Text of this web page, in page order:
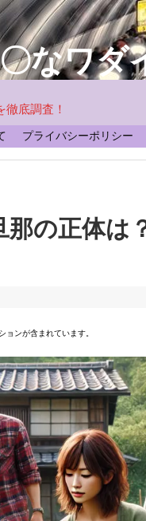
なワダ
底調査！
プライバシーポリシー
の正体は
ンが含まれています。